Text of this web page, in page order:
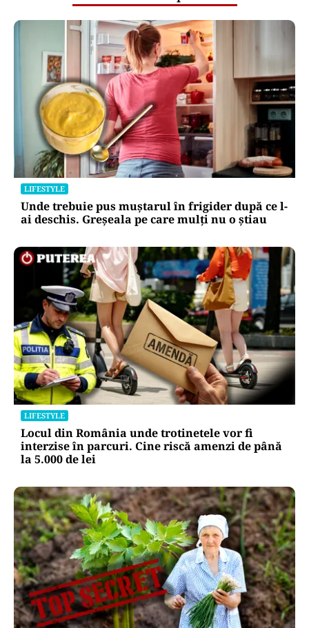
Puterea Financiara
Impactul economic al verii infernale
europene: căldura extremă începe să
lovească direct economia
Oficiuldestiri.ro
Atacurile cibernetice expun
vulnerabilitățile statului român: ANP
repetă scenariul e‑Terra. Ce ascund
comunicările oficiale și cine răspunde
pentru mentenanța IT a instituțiilor
publice
Alte Articole Importante
LIFESTYLE
Unde trebuie pus muștarul în frigider după ce l-
ai deschis. Greșeala pe care mulți nu o știau
LIFESTYLE